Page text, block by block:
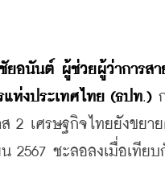
ยอนันต์ ผู้ช่วยผู้ว่าการส
ห่งประเทศไทย (ธปท.) ก
2 เศรษฐกิจไทยยังขยา
2567 ชะลอลงเมื่อเทีย